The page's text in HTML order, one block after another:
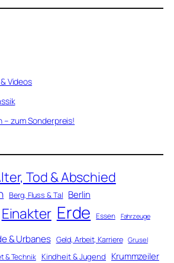
Videos
– zum Sonderpreis!
Tod & Abschied
Berg, Fluss & Tal Berlin
Einakter Erde Essen Fahrzeuge
& Urbanes Geld, Arbeit, Karriere Grusel
& Technik Kindheit & Jugend Krummzeiler